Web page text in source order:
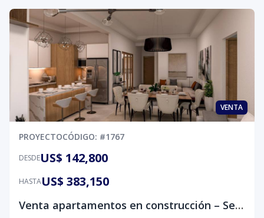
VENTA
PROYECTOCÓDIGO: #1767
DESDEUS$ 142,800
HASTAUS$ 383,150
Venta apartamentos en construcción – Sector Bella Vista